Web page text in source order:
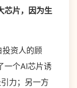
芯片，因为生
资人的顾
一个AI芯片诱
力；另一方